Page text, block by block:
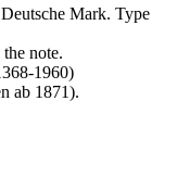
Mark. Type
note.
1960)
ab 1871).